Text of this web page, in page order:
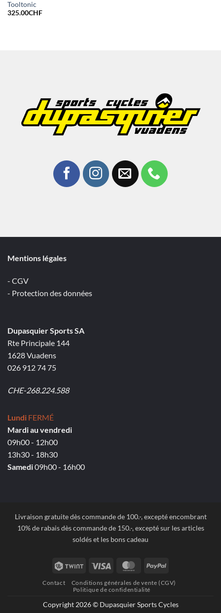
Tooltonic
325.00CHF
Mentions légales
- CGV
- Protection des données
Dupasquier Sports SA
Rte Principale 144
1628 Vuadens
026 912 74 75
CHE-268.224.588
Lundi FERMÉ
Mardi au vendredi
09h00 - 12h00
13h30 - 18h30
Samedi09h00 - 16h00
Livraison gratuite dès commande de 100.-, excepté encombrant
10% de rabais dès commande de 150.-, excepté sur les articles
soldés et les bons cadeau
Twint Visa MasterCardPayPal
Contact
Conditions générales de vente (CGV)
Politique de confidentialité
Copyright 2026 © Dupasquier Sports Cycles